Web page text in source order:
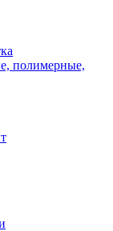
полимерные,